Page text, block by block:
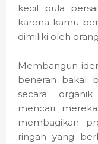
kecil pula
karena kamu
dimiliki oleh
Membangun
beneran bakal
secara
mencari
membagikan
ringan yang